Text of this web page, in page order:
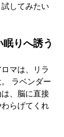
してみたい
りへ誘う
マは、リラ
ラベンダー
、脳に直接
らげてくれ